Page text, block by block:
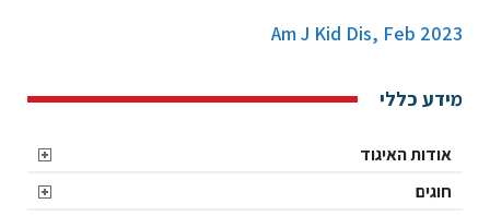
Am J Kid Dis, Feb 2023
מידע כללי
אודות האיגוד
חוגים